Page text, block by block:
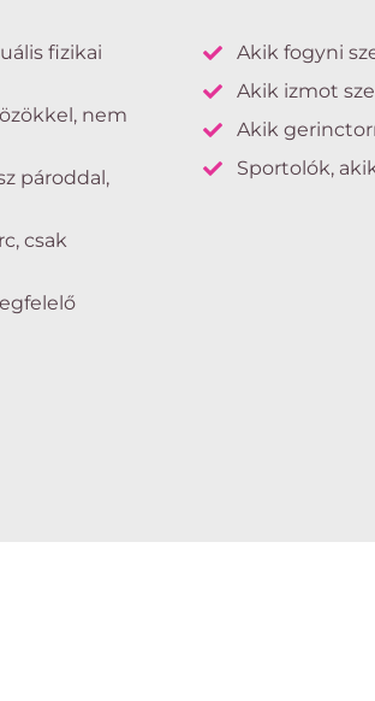
fizikai
nem
pároddal,
csak
Akik fogyni
Akik izmot
Akik
Sportolók,